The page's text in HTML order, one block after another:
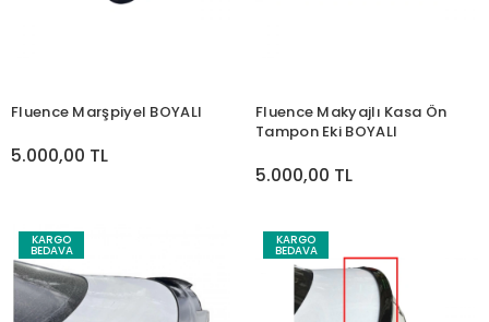
Fluence Marşpiyel BOYALI
5.000,00 TL
Fluence Makyajlı Kasa Ön
Tampon Eki BOYALI
5.000,00 TL
KARGO
BEDAVA
KARGO
BEDAVA